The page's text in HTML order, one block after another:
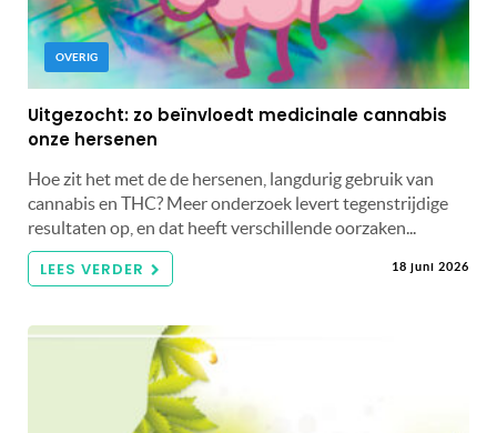
OVERIG
Uitgezocht: zo beïnvloedt medicinale cannabis
onze hersenen
Hoe zit het met de de hersenen, langdurig gebruik van
cannabis en THC? Meer onderzoek levert tegenstrijdige
resultaten op, en dat heeft verschillende oorzaken...
LEES VERDER 18 juni 2026